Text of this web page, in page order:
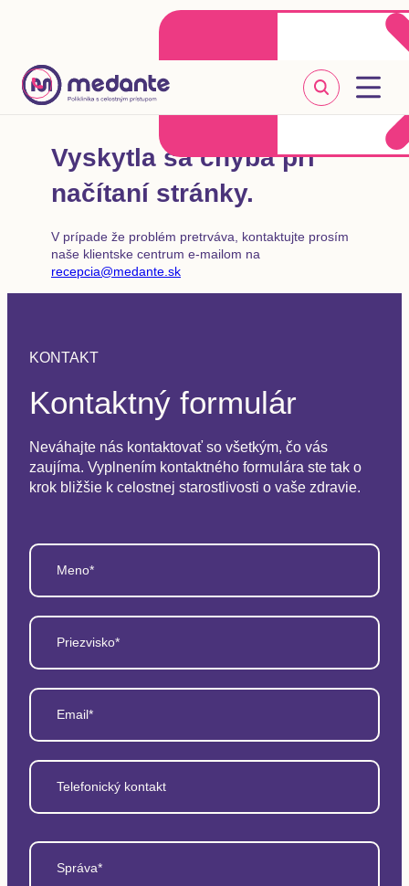
Klientske centrum
+421 2 20 302 303
Vyskytla sa chyba pri
načítaní stránky.
V prípade že problém pretrváva, kontaktujte prosím
naše klientske centrum e-mailom na
recepcia@medante.sk
KONTAKT
Kontaktný formulár
Neváhajte nás kontaktovať so všetkým, čo vás
zaujíma. Vyplnením kontaktného formulára ste tak o
krok bližšie k celostnej starostlivosti o vaše zdravie.
Meno*
Priezvisko*
Email*
Telefonický kontakt
Správa*